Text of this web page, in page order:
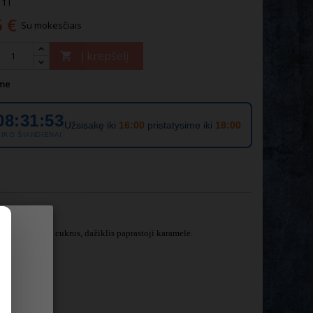
€ Su mokesčiais
LIKO ŠIANDIENAI
Užsisakę iki 16:00 pristatysime iki 18:00
antpilas, cukrus, dažiklis paprastoji karamelė.